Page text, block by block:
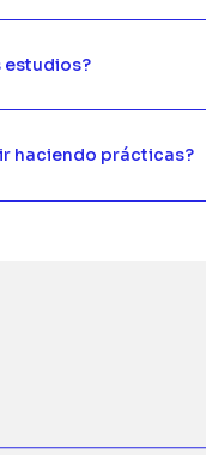
estudios?
haciendo prácticas?